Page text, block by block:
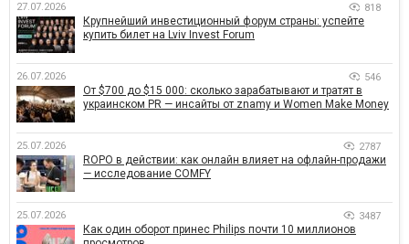
27.07.2026 818
Крупнейший инвестиционный форум страны: успейте
купить билет на Lviv Invest Forum
26.07.2026 546
От $700 до $15 000: сколько зарабатывают и тратят в
украинском PR — инсайты от znamy и Women Make Money
25.07.2026 2787
ROPO в действии: как онлайн влияет на офлайн-продажи
— исследование COMFY
25.07.2026 3487
Как один оборот принес Philips почти 10 миллионов